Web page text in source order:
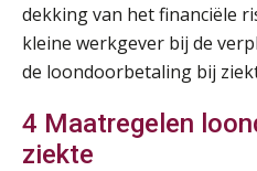
dekking van het financiële
kleine werkgever bij de
de loondoorbetaling bij
4 Maatregelen
ziekte
14
AUG
Markus
17
AUG
Markus